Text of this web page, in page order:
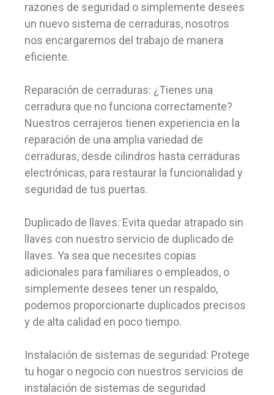
razones de seguridad o simplemente desees
un nuevo sistema de cerraduras, nosotros
nos encargaremos del trabajo de manera
eficiente.
Reparación de cerraduras: ¿Tienes una
cerradura que no funciona correctamente?
Nuestros cerrajeros tienen experiencia en la
reparación de una amplia variedad de
cerraduras, desde cilindros hasta cerraduras
electrónicas, para restaurar la funcionalidad y
seguridad de tus puertas.
Duplicado de llaves: Evita quedar atrapado sin
llaves con nuestro servicio de duplicado de
llaves. Ya sea que necesites copias
adicionales para familiares o empleados, o
simplemente desees tener un respaldo,
podemos proporcionarte duplicados precisos
y de alta calidad en poco tiempo.
Instalación de sistemas de seguridad: Protege
tu hogar o negocio con nuestros servicios de
instalación de sistemas de seguridad